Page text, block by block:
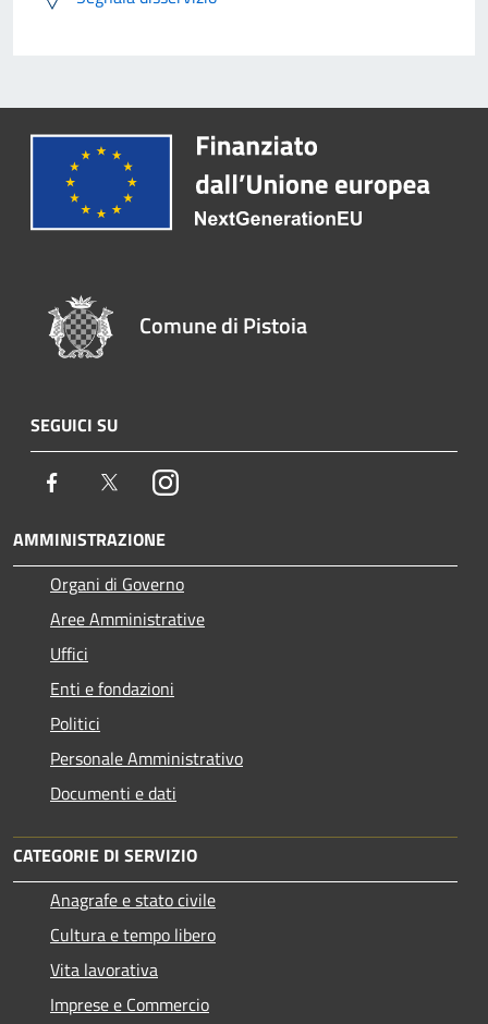
Comune di Pistoia
SEGUICI SU
Facebook TwitterInstagram
AMMINISTRAZIONE
Organi di Governo
Aree Amministrative
Uffici
Enti e fondazioni
Politici
Personale Amministrativo
Documenti e dati
CATEGORIE DI SERVIZIO
Anagrafe e stato civile
Cultura e tempo libero
Vita lavorativa
Imprese e Commercio